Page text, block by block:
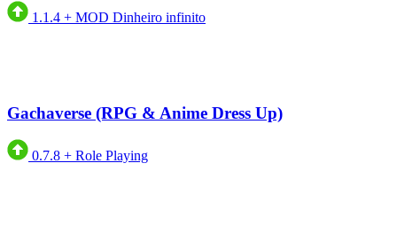
1.1.4 + MOD Dinheiro infinito
Gachaverse (RPG & Anime Dress Up)
0.7.8 + Role Playing